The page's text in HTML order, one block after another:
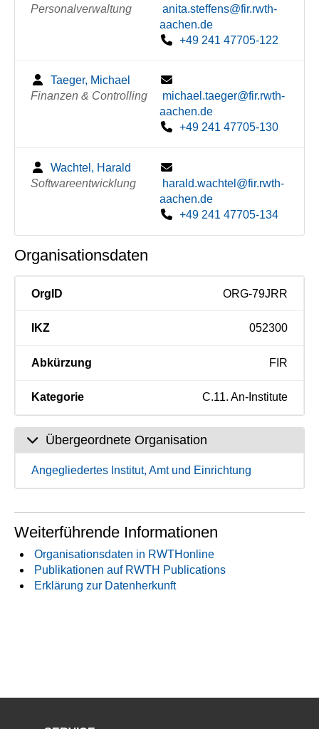
Personalverwaltung
anita.steffens@fir.rwth-
aachen.de
+49 241 47705-122
Taeger, Michael
Finanzen & Controlling
michael.taeger@fir.rwth-
aachen.de
+49 241 47705-130
Wachtel, Harald
Softwareentwicklung
harald.wachtel@fir.rwth-
aachen.de
+49 241 47705-134
Organisationsdaten
OrgID ORG-79JRR
IKZ 052300
Abkürzung FIR
Kategorie C.11. An-Institute
Übergeordnete Organisation
Angegliedertes Institut, Amt und Einrichtung
Weiterführende Informationen
Organisationsdaten in RWTHonline
Publikationen auf RWTH Publications
Erklärung zur Datenherkunft